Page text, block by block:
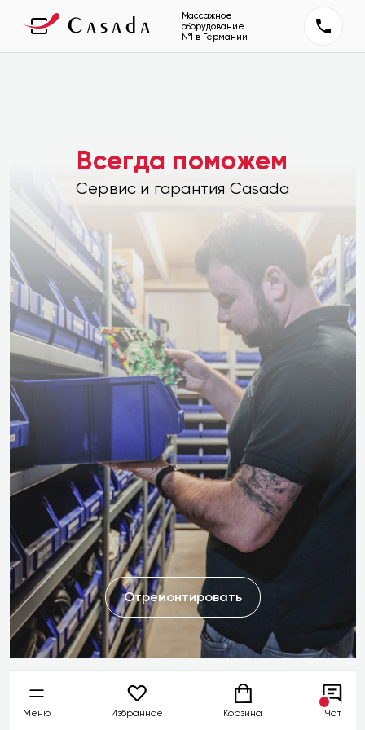
Массажное
оборудование
№1 в Германии
Всегда поможем
Сервис и гарантия Casada
Отремонтировать
Не забудьте о расширенной гарантии
Меню Избранное Корзина Чат